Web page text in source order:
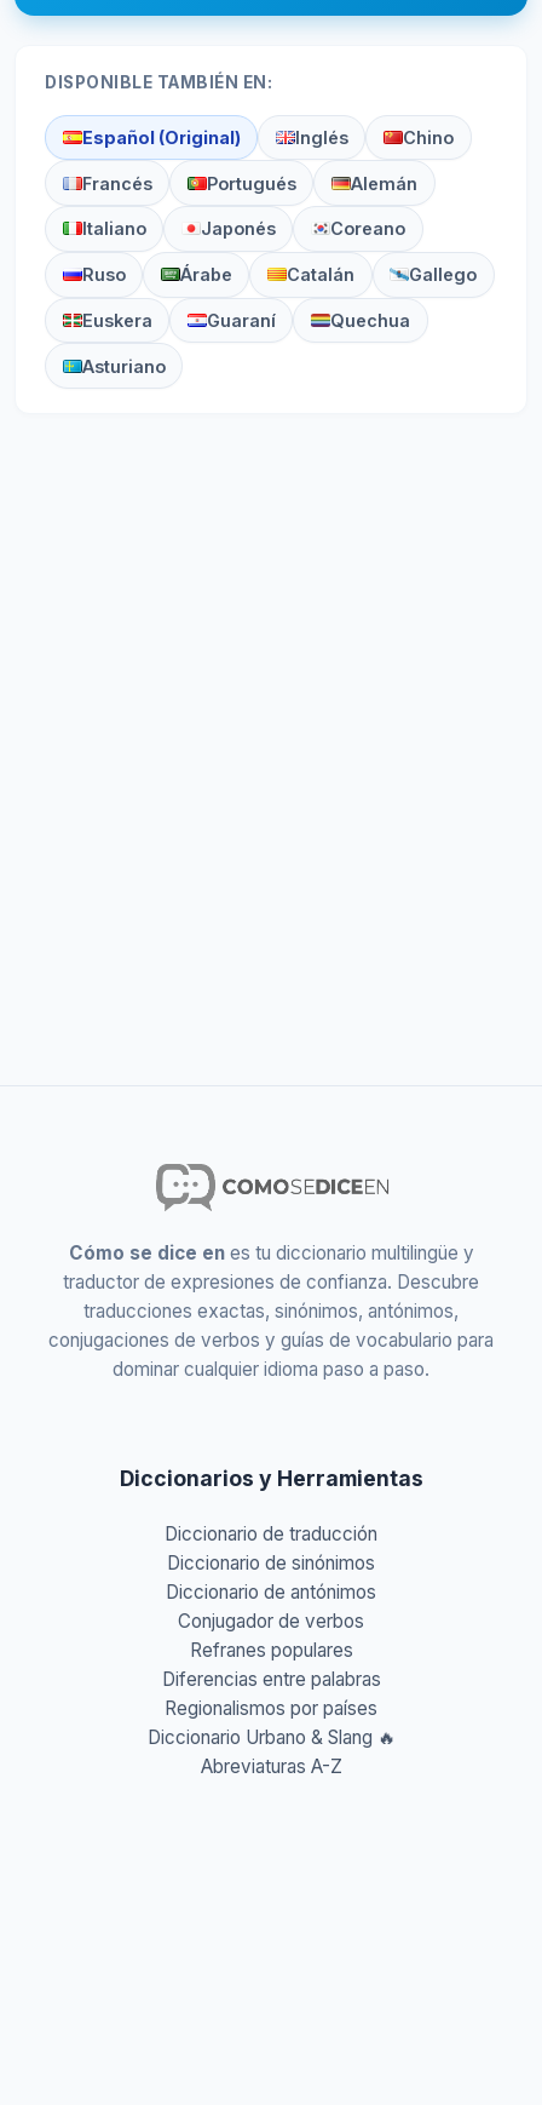
DISPONIBLE TAMBIÉN EN:
Español (Original) Inglés Chino
Francés Portugués Alemán
Italiano Japonés Coreano
Ruso Árabe Catalán Gallego
Euskera Guaraní Quechua
Asturiano
Cómo se dice enes tu diccionario multilingüe y
traductor de expresiones de confianza. Descubre
traducciones exactas, sinónimos, antónimos,
conjugaciones de verbos y guías de vocabulario para
dominar cualquier idioma paso a paso.
Diccionarios y Herramientas
Diccionario de traducción
Diccionario de sinónimos
Diccionario de antónimos
Conjugador de verbos
Refranes populares
Diferencias entre palabras
Regionalismos por países
Diccionario Urbano & Slang 🔥
Abreviaturas A-Z